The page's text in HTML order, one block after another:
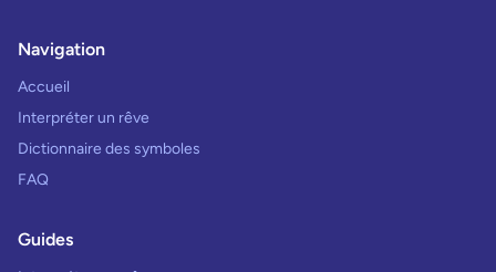
Navigation
Accueil
Interpréter un rêve
Dictionnaire des symboles
FAQ
Guides